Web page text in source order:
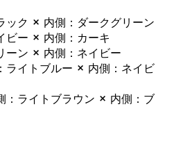
ック × 内側：ダークグリーン
ビー × 内側：カーキ
ーン × 内側：ネイビー
ライトブルー × 内側：ネイビ
：ライトブラウン × 内側：ブ